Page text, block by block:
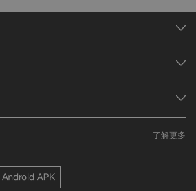
了解更多